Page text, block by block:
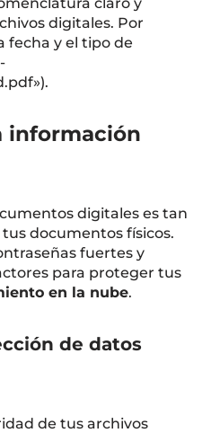
digitales. Por
fecha y el tipo de
información
digitales es tan
documentos físicos.
fuertes y
para proteger tus
en la nube.
de datos
de tus archivos